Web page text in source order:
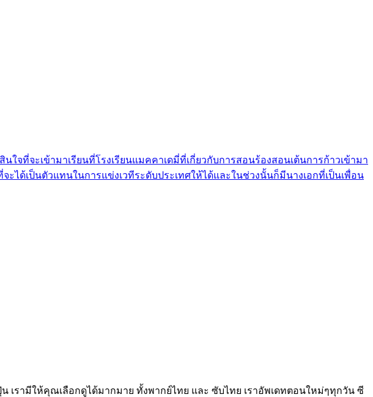
ใจที่จะเข้ามาเรียนที่โรงเรียนแมคคาเดมี่ที่เกี่ยวกับการสอนร้องสอนเต้นการก้าวเข้ามา
ด้เป็นตัวแทนในการแข่งเวทีระดับประเทศให้ได้และในช่วงนั้นก็มีนางเอกที่เป็นเพื่อน
เรามีให้คุณเลือกดูได้มากมาย ทั้งพากย์ไทย และ ซับไทย เราอัพเดทตอนใหม่ๆทุกวัน ซี